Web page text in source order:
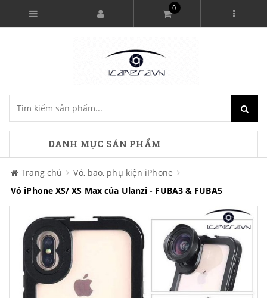
0
DANH MỤC SẢN PHẨM
Trang chủ
Vỏ, bao, phụ kiện iPhone
Vỏ iPhone XS/ XS Max của Ulanzi - FUBA3 & FUBA5